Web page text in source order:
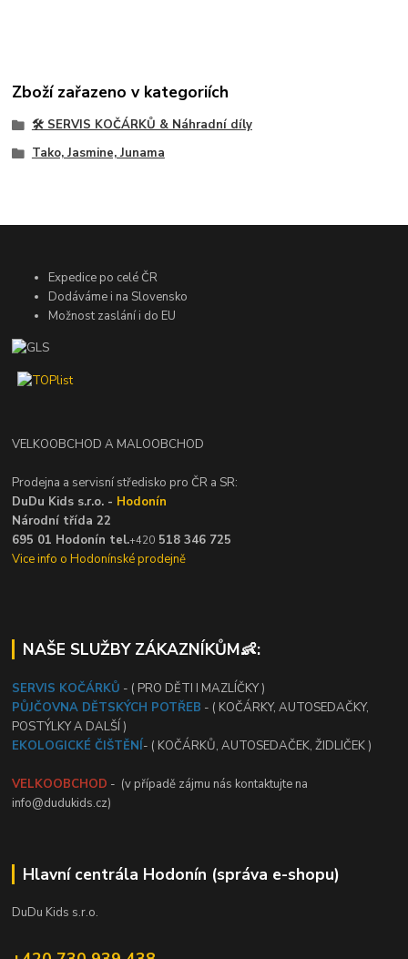
Zboží zařazeno v kategoriích
🛠️ SERVIS KOČÁRKŮ & Náhradní díly
Tako, Jasmine, Junama
Expedice po celé ČR
Dodáváme i na Slovensko
Možnost zaslání i do EU
VELKOOBCHOD A MALOOBCHOD
Prodejna a servisní středisko pro ČR a SR:
DuDu Kids s.r.o. - Hodonín
Národní třída 22
695 01 Hodonín tel.+420 518 346 725
Vice info o Hodonínské prodejně
NAŠE SLUŽBY ZÁKAZNÍKŮM👶:
SERVIS KOČÁRKŮ - ( PRO DĚTI I MAZLÍČKY )
PŮJČOVNA DĚTSKÝCH POTŘEB - ( KOČÁRKY, AUTOSEDAČKY,
POSTÝLKY A DALŠÍ )
EKOLOGICKÉ ČIŠTĚNÍ- ( KOČÁRKŮ, AUTOSEDAČEK, ŽIDLIČEK )
VELKOOBCHOD - (v případě zájmu nás kontaktujte na
info@dudukids.cz)
Hlavní centrála Hodonín (správa e-shopu)
DuDu Kids s.r.o.